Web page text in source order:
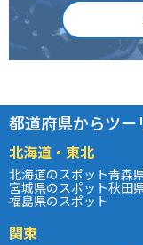
都道府県からツ
北海道・東北
北海道のスポット青森
宮城県のスポット秋田
福島県のスポット
関東